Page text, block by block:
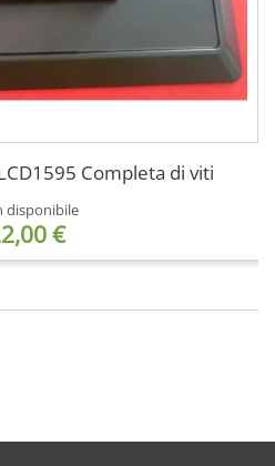
Completa di viti
disponibile
€